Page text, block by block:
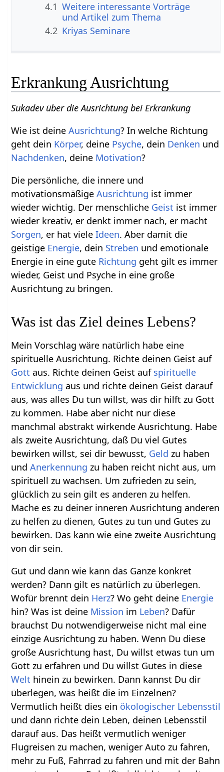
4.1 Weitere interessante Vorträge
und Artikel zum Thema
4.2 Kriyas Seminare
Erkrankung Ausrichtung
Sukadev über die Ausrichtung bei Erkrankung
Wie ist deineAusrichtung? In welche Richtung
geht dein Körper, deine Psyche, dein Denken und
Nachdenken, deine Motivation?
Die persönliche, die innere und
motivationsmäßigeAusrichtung ist immer
wieder wichtig. Der menschliche Geist ist immer
wieder kreativ, er denkt immer nach, er macht
Sorgen, er hat vieleIdeen. Aber damit die
geistige Energie, dein Streben und emotionale
Energie in eine gute Richtung geht gilt es immer
wieder, Geist und Psyche in eine große
Ausrichtung zu bringen.
Was ist das Ziel deines Lebens?
Mein Vorschlag wäre natürlich habe eine
spirituelle Ausrichtung. Richte deinen Geist auf
Gott aus. Richte deinen Geist auf spirituelle
Entwicklung aus und richte deinen Geist darauf
aus, was alles Du tun willst, was dir hilft zu Gott
zu kommen. Habe aber nicht nur diese
manchmal abstrakt wirkende Ausrichtung. Habe
als zweite Ausrichtung, daß Du viel Gutes
bewirken willst, sei dir bewusst, Geld zu haben
undAnerkennung zu haben reicht nicht aus, um
spirituell zu wachsen. Um zufrieden zu sein,
glücklich zu sein gilt es anderen zu helfen.
Mache es zu deiner inneren Ausrichtung anderen
zu helfen zu dienen, Gutes zu tun und Gutes zu
bewirken. Das kann wie eine zweite Ausrichtung
von dir sein.
Gut und dann wie kann das Ganze konkret
werden? Dann gilt es natürlich zu überlegen.
Wofür brennt dein Herz? Wo geht deine Energie
hin? Was ist deine Mission im Leben? Dafür
brauchst Du notwendigerweise nicht mal eine
einzige Ausrichtung zu haben. Wenn Du diese
große Ausrichtung hast, Du willst etwas tun um
Gott zu erfahren und Du willst Gutes in diese
Welt hinein zu bewirken. Dann kannst Du dir
überlegen, was heißt die im Einzelnen?
Vermutlich heißt dies ein ökologischer Lebensstil
und dann richte dein Leben, deinen Lebensstil
darauf aus. Das heißt vermutlich weniger
Flugreisen zu machen, weniger Auto zu fahren,
mehr zu Fuß, Fahrrad zu fahren und mit der Bahn